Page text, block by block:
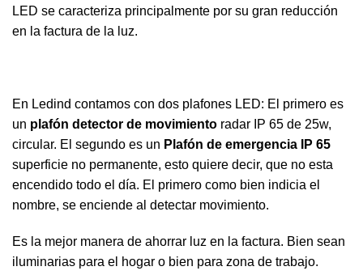
LED se caracteriza principalmente por su gran reducción
en la factura de la luz.
En Ledind contamos con dos plafones LED: El primero es
un plafón detector de movimiento radar IP 65 de 25w,
circular. El segundo es un Plafón de emergencia IP 65
superficie no permanente, esto quiere decir, que no esta
encendido todo el día. El primero como bien indicia el
nombre, se enciende al detectar movimiento.
Es la mejor manera de ahorrar luz en la factura. Bien sean
iluminarias para el hogar o bien para zona de trabajo.